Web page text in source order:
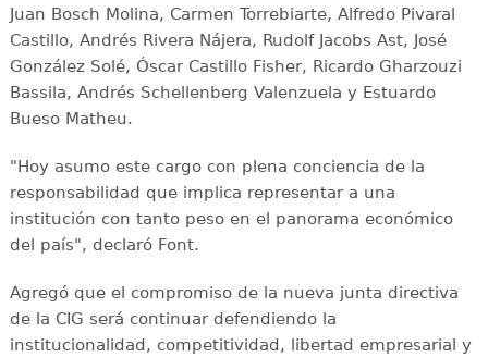
Juan Bosch Molina, Carmen Torrebiarte, Alfredo Pivaral
Castillo, Andrés Rivera Nájera, Rudolf Jacobs Ast, José
González Solé, Óscar Castillo Fisher, Ricardo Gharzouzi
Bassila, Andrés Schellenberg Valenzuela y Estuardo
Bueso Matheu.
"Hoy asumo este cargo con plena conciencia de la
responsabilidad que implica representar a una
institución con tanto peso en el panorama económico
del país", declaró Font.
Agregó que el compromiso de la nueva junta directiva
de la CIG será continuar defendiendo la
institucionalidad, competitividad, libertad empresarial y